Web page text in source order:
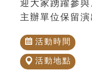
迎大家踴躍參
主辦單位保留演
活動時間
活動地點